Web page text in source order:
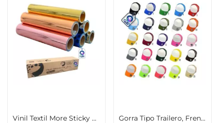
Vinil Textil More Sticky Color Make Foil Metalizado 51cm x 20m
Gorra Tipo Trailero, Frente Blanco